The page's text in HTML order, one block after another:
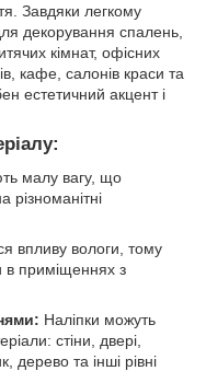
Завдяки легкому
декорування спалень,
кімнат, офісних
кафе, салонів краси та
естетичний акцент і
малу вагу, що
різноманітні
впливу вологи, тому
в приміщеннях з
Наліпки можуть
стіни, двері,
дерево та інші рівні